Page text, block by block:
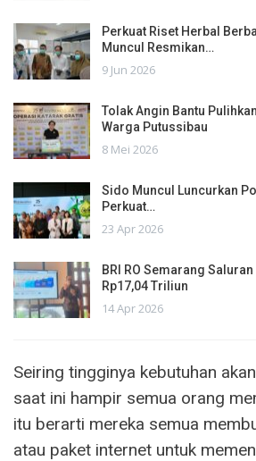
Perkuat Riset Herbal
Muncul Resmikan…
9 Jun 2026
Tolak Angin Bantu
Warga Putussibau
8 Mei 2026
Sido Muncul Luncurkan
Perkuat…
23 Apr 2026
BRI RO Semarang Saluran
Rp17,04 Triliun
14 Apr 2026
Seiring tingginya kebutuhan
saat ini hampir semua orang
itu berarti mereka semua
atau paket internet untuk